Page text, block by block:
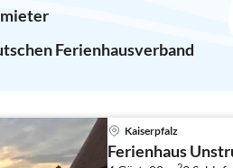
Ferienhausverband
Kaiserpfalz
Ferienhaus